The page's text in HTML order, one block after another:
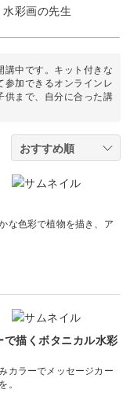
水彩画の先生
講中です。キット付きな
参加できるオンラインレ
供まで、自分に合った講
な色彩で植物を描き、ア
描くボタニカル水彩
カラーでメッセージカー